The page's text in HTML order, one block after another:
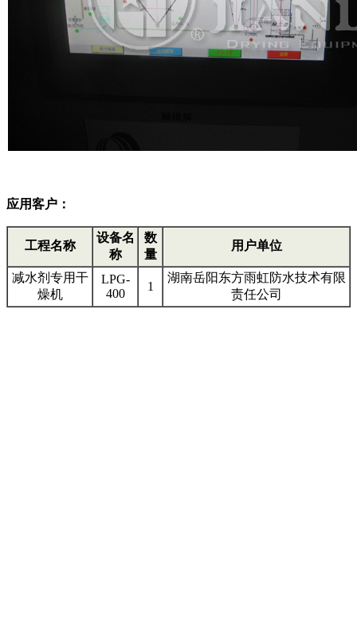
应用客户：
工程名称
设备名
称
数
量
用户单位
减水剂专用干
燥机
LPG-
400
1
湖南岳阳东方雨虹防水技术有限
责任公司